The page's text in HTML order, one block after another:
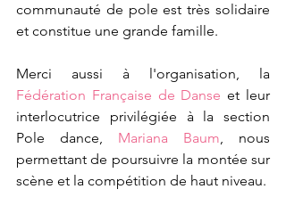
communauté de pole est très solidaire
et constitue une grande famille.
Fédération Française de Danse et leur
interlocutrice privilégiée à la section
Pole dance, Mariana Baum, nous
permettant de poursuivre la montée sur
scène et la compétition de haut niveau.